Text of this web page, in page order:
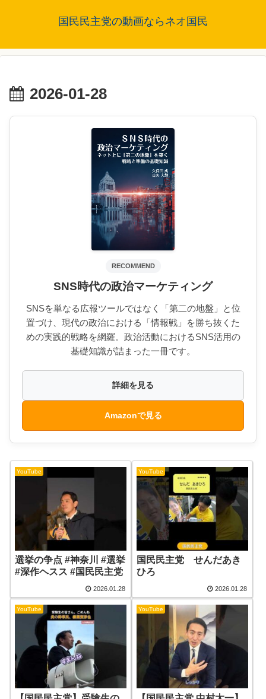
国民民主党の動画ならネオ国民
2026-01-28
RECOMMEND
SNS時代の政治マーケティング
SNSを単なる広報ツールではなく「第二の地盤」と位
置づけ、現代の政治における「情報戦」を勝ち抜くた
めの実践的戦略を網羅。政治活動におけるSNS活用の
基礎知識が詰まった一冊です。
詳細を見る
Amazonで見る
YouTube
選挙の争点 #神奈川 #選挙
#深作ヘスス #国民民主党
2026.01.28
YouTube
国民民主党 せんだあき
ひろ
2026.01.28
YouTube YouTube